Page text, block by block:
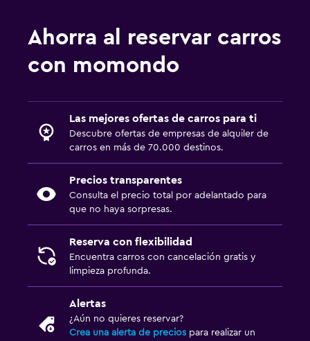
Ahorra al reservar carros
con momondo
Las mejores ofertas de carros para ti
Descubre ofertas de empresas de alquiler de
carros en más de 70.000 destinos.
Precios transparentes
Consulta el precio total por adelantado para
que no haya sorpresas.
Reserva con flexibilidad
Encuentra carros con cancelación gratis y
limpieza profunda.
Alertas
¿Aún no quieres reservar?
Crea una alerta de precios para realizar un